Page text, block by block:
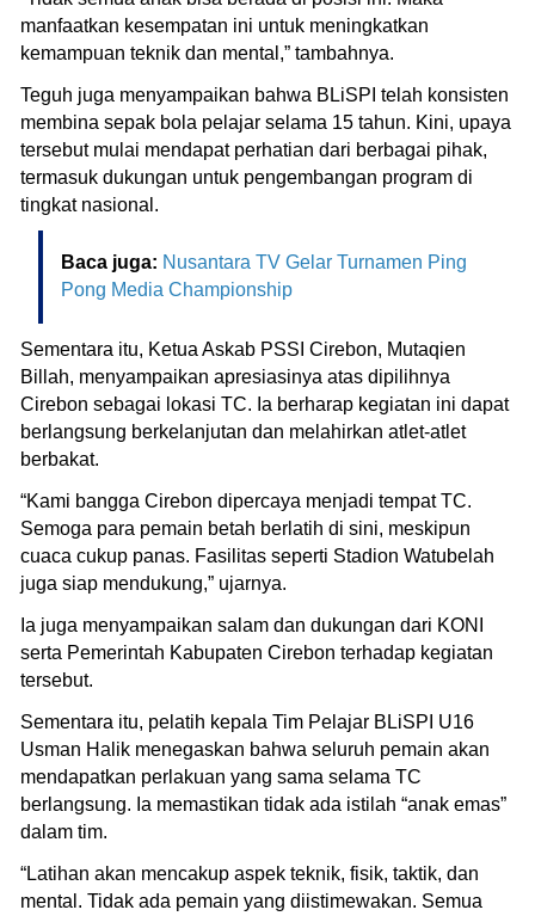
manfaatkan kesempatan ini untuk meningkatkan
kemampuan teknik dan mental,” tambahnya.
Teguh juga menyampaikan bahwa BLiSPI telah konsisten
membina sepak bola pelajar selama 15 tahun. Kini, upaya
tersebut mulai mendapat perhatian dari berbagai pihak,
termasuk dukungan untuk pengembangan program di
tingkat nasional.
Baca juga: Nusantara TV Gelar Turnamen Ping
Pong Media Championship
Sementara itu, Ketua Askab PSSI Cirebon, Mutaqien
Billah, menyampaikan apresiasinya atas dipilihnya
Cirebon sebagai lokasi TC. Ia berharap kegiatan ini dapat
berlangsung berkelanjutan dan melahirkan atlet-atlet
berbakat.
“Kami bangga Cirebon dipercaya menjadi tempat TC.
Semoga para pemain betah berlatih di sini, meskipun
cuaca cukup panas. Fasilitas seperti Stadion Watubelah
juga siap mendukung,” ujarnya.
Ia juga menyampaikan salam dan dukungan dari KONI
serta Pemerintah Kabupaten Cirebon terhadap kegiatan
tersebut.
Sementara itu, pelatih kepala Tim Pelajar BLiSPI U16
Usman Halik menegaskan bahwa seluruh pemain akan
mendapatkan perlakuan yang sama selama TC
berlangsung. Ia memastikan tidak ada istilah “anak emas”
dalam tim.
“Latihan akan mencakup aspek teknik, fisik, taktik, dan
mental. Tidak ada pemain yang diistimewakan. Semua